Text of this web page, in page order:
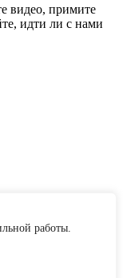
работы.
видео, примите
идти ли с нами